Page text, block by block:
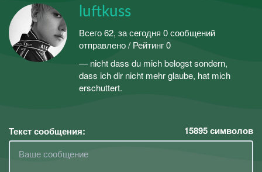
luftkuss
Всего 62, за сегодня 0 сообщений
отправлено / Рейтинг 0
— nicht dass du mich belogst sondern,
dass ich dir nicht mehr glaube, hat mich
erschuttert.
Текст сообщения: 15895символов